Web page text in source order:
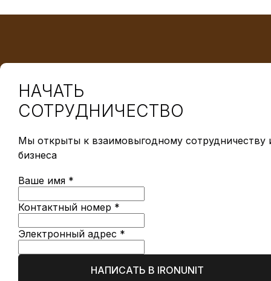
НАЧАТЬ
СОТРУДНИЧЕСТВО
Мы открыты к взаимовыгодному сотрудничеству
бизнеса
Ваше имя *
Контактный номер *
Электронный адрес *
НАПИСАТЬ В IRONUNIT